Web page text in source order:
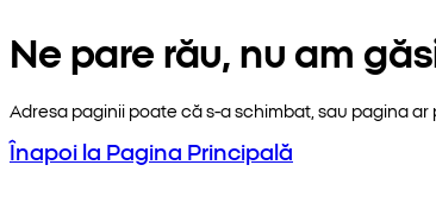
Ne pare rău, nu am
Adresa paginii poate că s-a schimbat, sau pagina
Înapoi la Pagina Principală